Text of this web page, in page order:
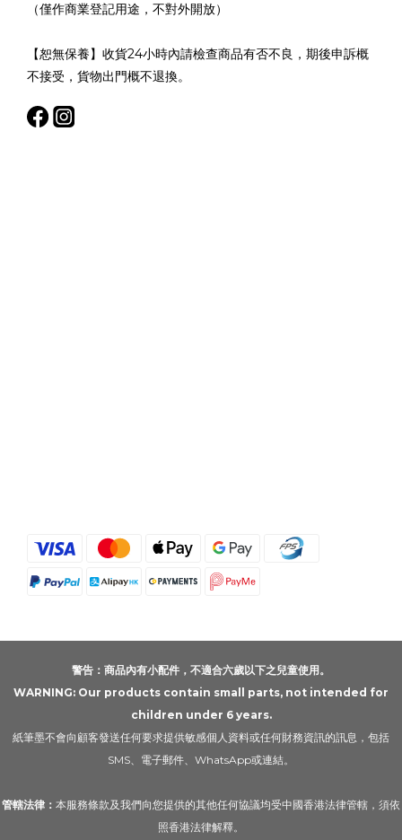
（僅作商業登記用途，不對外開放）
【恕無保養】收貨24小時內請檢查商品有否不良，期後申訴概
不接受，貨物出門概不退換。
警告：商品內有小配件，不適合六歲以下之兒童使用。
WARNING: Our products contain small parts, not intended for
children under 6 years.
紙筆墨不會向顧客發送任何要求提供敏感個人資料或任何財務資訊的訊息，包括
SMS、電子郵件、WhatsApp或連結。
管轄法律： 本服務條款及我們向您提供的其他任何協議均受中國香港法律管轄，須依
照香港法律解釋。